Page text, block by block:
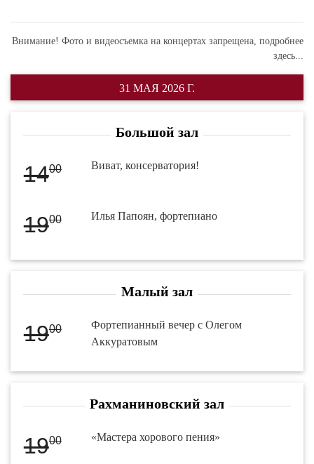
Внимание! Фото и видеосъемка на концертах запрещена, подробнее
здесь...
31 МАЯ 2026 Г.
Большой зал
1400 Виват, консерватория!
1900 Илья Папоян, фортепиано
Малый зал
1900
Фортепианный вечер с Олегом
Аккуратовым
Рахманиновский зал
1900 «Мастера хорового пения»